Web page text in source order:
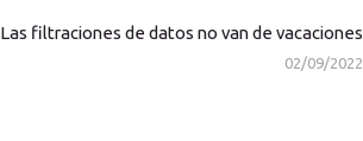
Las filtraciones de datos no van de vacaciones
02/09/2022